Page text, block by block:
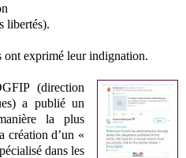
libertés).
ont exprimé leur indignation.
(direction
a publié un
la plus
création d’un «
dans les